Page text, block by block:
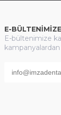
E-
E-bültenimize